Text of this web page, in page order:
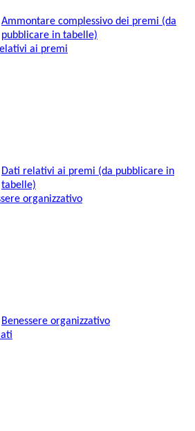
Ammontare complessivo dei premi (da
pubblicare in tabelle)
ai premi
Dati relativi ai premi (da pubblicare in
tabelle)
organizzativo
Benessere organizzativo